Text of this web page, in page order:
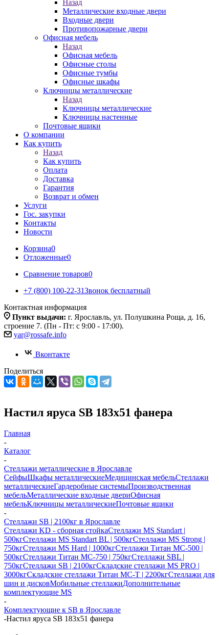
Назад
Металлические входные двери
Входные двери
Противопожарные двери
Офисная мебель
Назад
Офисная мебель
Офисные столы
Офисные тумбы
Офисные шкафы
Ключницы металлические
Назад
Ключницы металлические
Ключницы настенные
Почтовые ящики
О компании
Как купить
Назад
Как купить
Оплата
Доставка
Гарантия
Возврат и обмен
Услуги
Гос. закупки
Контакты
Новости
Корзина0
Отложенные0
Сравнение товаров0
+7 (800) 100-22-31Звонок бесплатный
Контактная информация
Пункт выдачи: г. Ярославль, ул. Полушкина Роща, д. 16,
строение 7. (Пн - Пт: с 9:00 - 17:00).
yar@rossafe.info
Вконтакте
Поделиться
Настил яруса SB 183х51 фанера
Главная
-
Каталог
-
Стеллажи металлические в Ярославле
СейфыШкафы металлическиеМедицинская мебельСтеллажи
металлическиеГардеробные системыПроизводственная
мебельМеталлические входные двериОфисная
мебельКлючницы металлическиеПочтовые ящики
-
Стеллажи SB | 2100кг в Ярославле
Стеллажи KD - сборная стойкаСтеллажи MS Standart |
500кгСтеллажи MS Standart BL | 500кгСтеллажи MS Strong |
750кгСтеллажи MS Hard | 1000кгСтеллажи Титан МС-500 |
500кгСтеллажи Титан МС-750 | 750кгСтеллажи SBL |
750кгСтеллажи SB | 2100кгСкладские стеллажи MS PRO |
3000кгСкладские стеллажи Титан МС-Т | 2200кгСтеллажи для
шин и дисковМобильные стеллажиДополнительные
комплектующие MS
-
Комплектующие к SB в Ярославле
-Настил яруса SB 183х51 фанера